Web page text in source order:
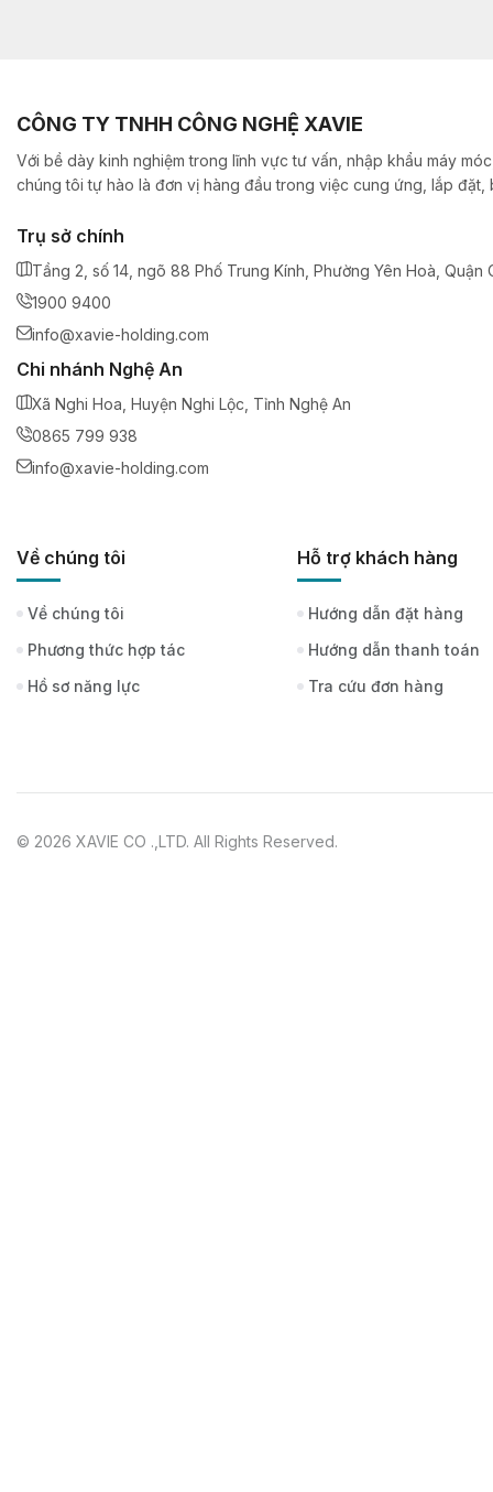
CÔNG TY TNHH CÔNG NGHỆ XAVIE
Với bề dày kinh nghiệm trong lĩnh vực tư vấn, nhập khẩu máy
chúng tôi tự hào là đơn vị hàng đầu trong việc cung ứng, lắp đặt,
Trụ sở chính
Tầng 2, số 14, ngõ 88 Phố Trung Kính, Phường Yên Hoà, Quận
1900 9400
info@xavie-holding.com
Chi nhánh Nghệ An
Xã Nghi Hoa, Huyện Nghi Lộc, Tỉnh Nghệ An
0865 799 938
info@xavie-holding.com
Về chúng tôi
Về chúng tôi
Phương thức hợp tác
Hồ sơ năng lực
Hỗ trợ khách hàng
Hướng dẫn đặt hàng
Hướng dẫn thanh toán
Tra cứu đơn hàng
© 2026 XAVIE CO .,LTD. All Rights Reserved.